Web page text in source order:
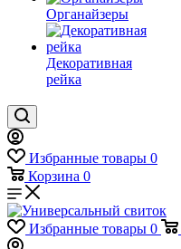
Органайзеры
Декоративная
рейка
Избранные товары 0
Корзина 0
Избранные товары 0